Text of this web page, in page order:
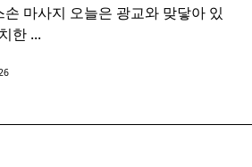
마사지 오늘은 광교와 맞닿아 있
한 ...